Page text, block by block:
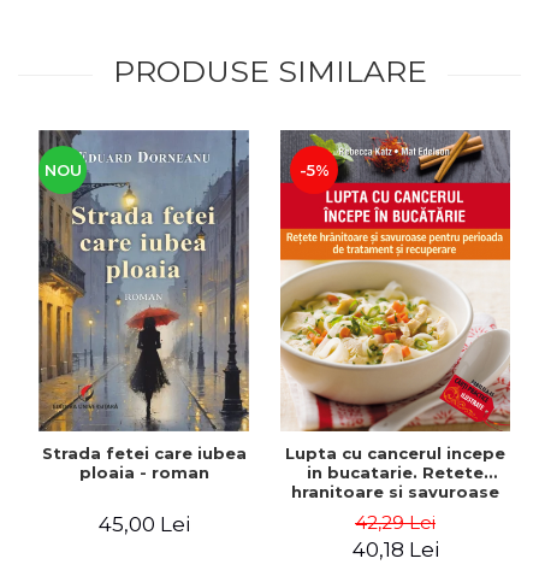
PRODUSE SIMILARE
NOU
Strada fetei care iubea
ploaia - roman
45,00 Lei
-5%
Lupta cu cancerul incepe
in bucatarie. Retete
hranitoare si savuroase
pentru perioada de
tratament si recuperare -
Rebecca Katz, Mat
42,29 Lei
40,18 Lei